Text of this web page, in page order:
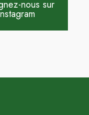
nous sur